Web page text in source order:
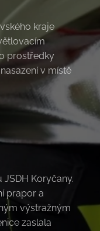
kraje
prostředky
v místě
Koryčany.
prapor a
výstražným
zaslala